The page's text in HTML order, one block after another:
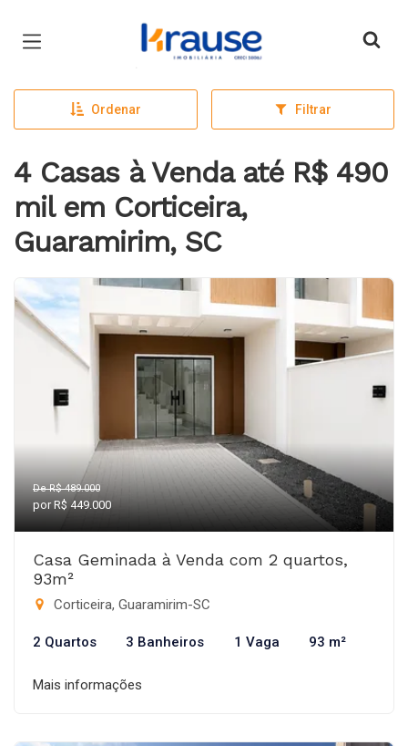
Página inicial
Ordenar Filtrar
4 Casas à Venda até R$ 490
mil em Corticeira,
Guaramirim, SC
De R$ 489.000
por R$ 449.000
Casa Geminada à Venda com 2 quartos,
93m²
Corticeira, Guaramirim-SC
2 Quartos 3 Banheiros 1 Vaga 93 m²
Mais informações